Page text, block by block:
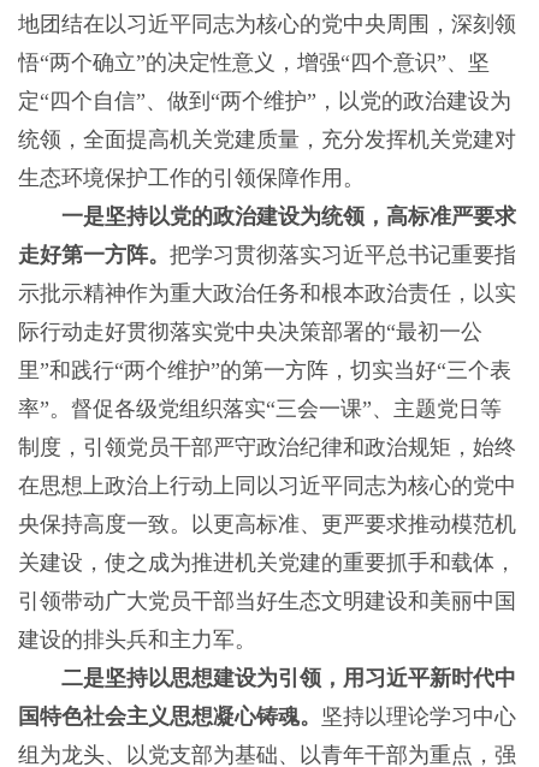
地团结在以习近平同志为核心的党中央周围，深刻领
悟“两个确立”的决定性意义，增强“四个意识”、坚
定“四个自信”、做到“两个维护”，以党的政治建设为
统领，全面提高机关党建质量，充分发挥机关党建对
生态环境保护工作的引领保障作用。
一是坚持以党的政治建设为统领，高标准严要求
走好第一方阵。 把学习贯彻落实习近平总书记重要指
示批示精神作为重大政治任务和根本政治责任，以实
际行动走好贯彻落实党中央决策部署的“最初一公
里”和践行“两个维护”的第一方阵，切实当好“三个表
率”。督促各级党组织落实“三会一课”、主题党日等
制度，引领党员干部严守政治纪律和政治规矩，始终
在思想上政治上行动上同以习近平同志为核心的党中
央保持高度一致。以更高标准、更严要求推动模范机
关建设，使之成为推进机关党建的重要抓手和载体，
引领带动广大党员干部当好生态文明建设和美丽中国
建设的排头兵和主力军。
二是坚持以思想建设为引领，用习近平新时代中
国特色社会主义思想凝心铸魂。 坚持以理论学习中心
组为龙头、以党支部为基础、以青年干部为重点，强